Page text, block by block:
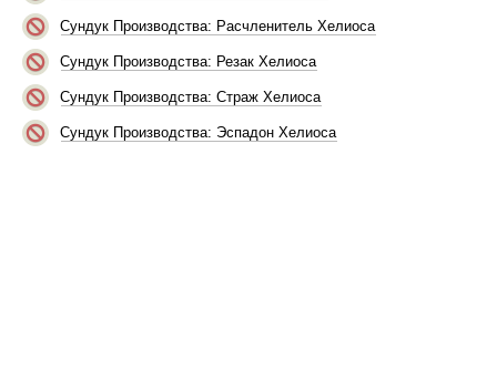
Сундук Производства: Расчленитель Хелиоса
Сундук Производства: Резак Хелиоса
Сундук Производства: Страж Хелиоса
Сундук Производства: Эспадон Хелиоса